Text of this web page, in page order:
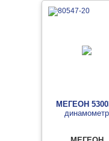
МЕГЕОН
динамометр